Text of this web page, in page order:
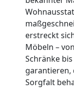
erstreckt
Möbeln –
Schränke
garantieren,
Sorgfalt